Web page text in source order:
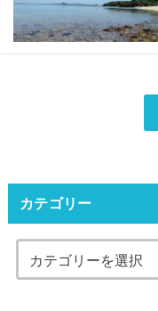
カテゴリー